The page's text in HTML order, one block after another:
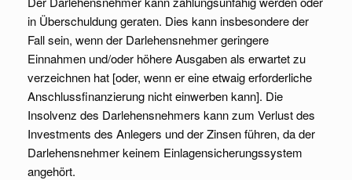
in Überschuldung geraten. Dies kann insbesondere der
Fall sein, wenn der Darlehensnehmer geringere
Einnahmen und/oder höhere Ausgaben als erwartet zu
verzeichnen hat [oder, wenn er eine etwaig erforderliche
Anschlussfinanzierung nicht einwerben kann]. Die
Insolvenz des Darlehensnehmers kann zum Verlust des
Investments des Anlegers und der Zinsen führen, da der
Darlehensnehmer keinem Einlagensicherungssystem
angehört.